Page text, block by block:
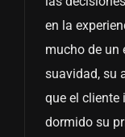
en la
mucho de un
suavidad, su
que el cliente
dormido su